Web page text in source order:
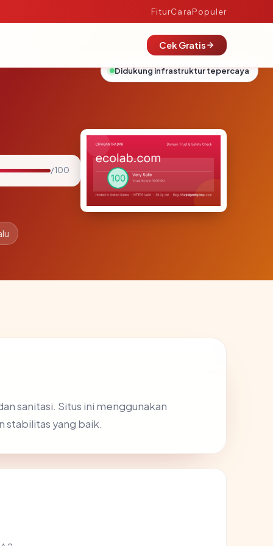
FiturCaraPopuler
Cek Gratis
/ 100
sanitasi. Situs ini menggunakan
stabilitas yang baik.
Didukung infrastruktur tepercaya